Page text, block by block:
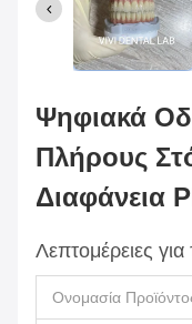
Ψηφιακά
Πλήρους
Διαφάνεια
Λεπτομέρειες
Ονομασία